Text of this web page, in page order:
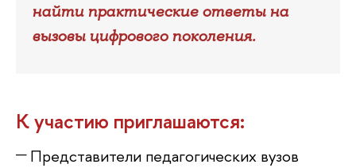
найти практические ответы на
ызовы цифрового поколения.
К участию приглашаются:
Представители педагогических вузо